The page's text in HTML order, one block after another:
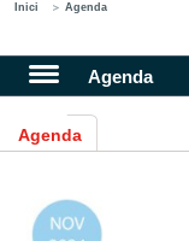
Inici Agenda
Agenda
Agenda